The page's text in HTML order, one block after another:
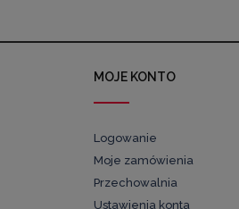
MOJE KONTO
Logowanie
Moje zamówienia
Przechowalnia
Ustawienia konta